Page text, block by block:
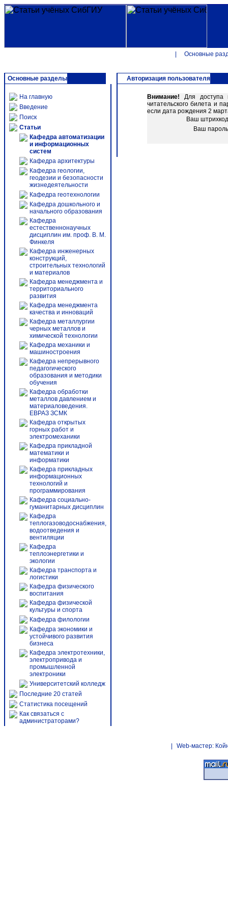
Основные
Основные разделы
На главную
Введение
Поиск
Статьи
Кафедра автоматизации
и информационных
систем
Кафедра архитектуры
Кафедра геологии,
геодезии и безопасности
жизнедеятельности
Кафедра геотехнологии
Кафедра дошкольного и
начального образования
Кафедра
естественнонаучных
дисциплин им. проф. В. М.
Финкеля
Кафедра инженерных
конструкций,
строительных технологий
и материалов
Кафедра менеджмента и
территориального
развития
Кафедра менеджмента
качества и инноваций
Кафедра металлургии
черных металлов и
химической технологии
Кафедра механики и
машиностроения
Кафедра непрерывного
педагогического
образования и методики
обучения
Кафедра обработки
металлов давлением и
материаловедения.
ЕВРАЗ ЗСМК
Кафедра открытых
горных работ и
электромеханики
Кафедра прикладной
математики и
информатики
Кафедра прикладных
информационных
технологий и
программирования
Кафедра социально-
гуманитарных дисциплин
Кафедра
теплогазоводоснабжения,
водоотведения и
вентиляции
Кафедра
теплоэнергетики и
экологии
Кафедра транспорта и
логистики
Кафедра физического
воспитания
Кафедра физической
культуры и спорта
Кафедра филологии
Кафедра экономики и
устойчивого развития
бизнеса
Кафедра электротехники,
электропривода и
промышленной
электроники
Университетский колледж
Последние 20 статей
Статистика посещений
Как связаться с
администраторами?
Авторизация пользователя
Внимание! Для доступа
читательского билета и
если дата рождения 2
Ваш
Ваш
Web-мастер: